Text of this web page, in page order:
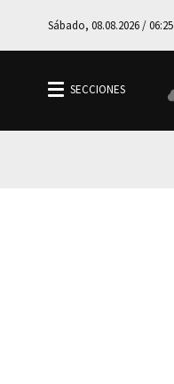
Sábado, 08.08.2026 / 06:25